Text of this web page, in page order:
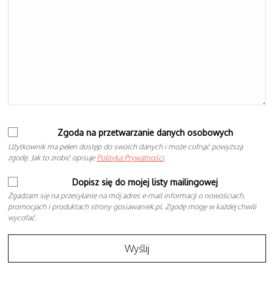
Zgoda na przetwarzanie danych osobowych
Użytkownik ma pełen dostęp do swoich danych i może cofnąć powyższą
zgodę. Jak to zrobić opisuje Polityka Prywatności.
Dopisz się do mojej listy mailingowej
Zgadzam się na przesyłanie na mój adres e-mail informacji o nowościach,
promocjach i produktach strony gosiawaniek.pl. Zgodę mogę w każdej chwili
wycofać.